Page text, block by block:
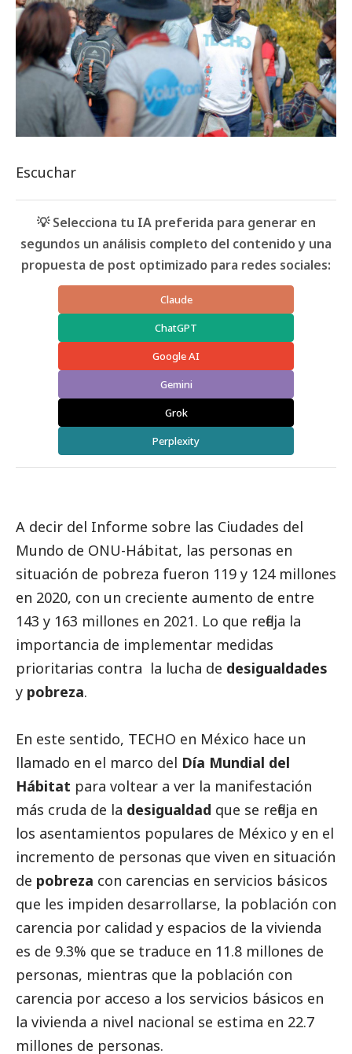
Escuchar
💡 Selecciona tu IA preferida para generar en
segundos un análisis completo del contenido y una
propuesta de post optimizado para redes sociales:
Claude
ChatGPT
Google AI
Gemini
Grok
Perplexity
A decir del Informe sobre las Ciudades del
Mundo de ONU-Hábitat, las personas en
situación de pobreza fueron 119 y 124 millones
en 2020, con un creciente aumento de entre
143 y 163 millones en 2021. Lo que refleja la
importancia de implementar medidas
prioritarias contra la lucha de desigualdades
y pobreza.
En este sentido, TECHO en México hace un
llamado en el marco del Día Mundial del
Hábitat para voltear a ver la manifestación
más cruda de la desigualdad que se refleja en
los asentamientos populares de México y en el
incremento de personas que viven en situación
de pobreza con carencias en servicios básicos
que les impiden desarrollarse, la población con
carencia por calidad y espacios de la vivienda
es de 9.3% que se traduce en 11.8 millones de
personas, mientras que la población con
carencia por acceso a los servicios básicos en
la vivienda a nivel nacional se estima en 22.7
millones de personas.